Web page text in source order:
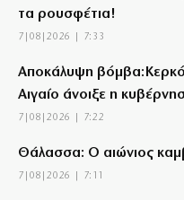
τα ρουσφέτια!
7|08|2026 | 7:33
Αποκάλυψη
Αιγαίο άνοιξε η
7|08|2026 | 7:22
Θάλασσα: Ο αιώνιος
7|08|2026 | 7:11